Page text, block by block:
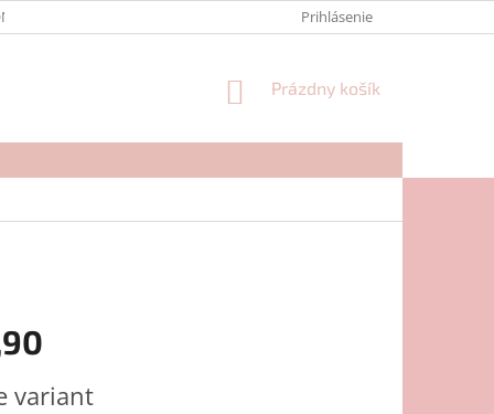
Prihlásenie
NÁKUPNÝ
Prázdny košík
variant